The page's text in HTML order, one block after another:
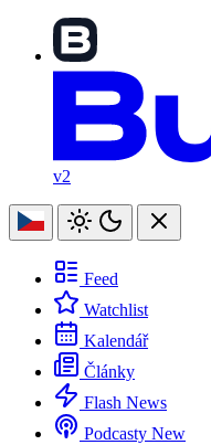
v2
Feed
Watchlist
Kalendář
Články
Flash News
Podcasty New